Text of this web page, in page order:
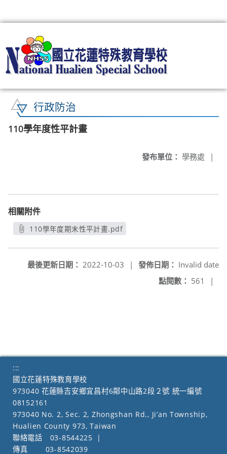
行政防治
110學年度性平計畫
發布單位： 學務處 |
相關附件
110學年度期末性平計畫.pdf
發佈日期： Invalid date
最後更新日期： 2022-10-03
|
點閱數： 561 |
:::
國立花蓮特殊教育學校
973040 花蓮縣吉安鄉宜昌村6鄰中山路2段２號 統一編號
08152161
973040 No. 2, Sec. 2, Zhongshan Rd., Ji’an Township,
Hualien County 973, Taiwan
聯絡電話
03-8544225
|
傳真
03-8542039